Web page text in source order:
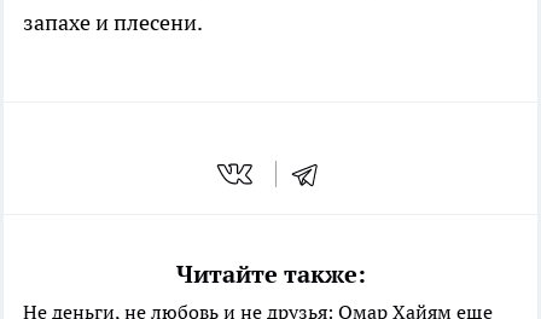
запахе и плесени.
Читайте также:
Не деньги, не любовь и не друзья: Омар Хайям еще